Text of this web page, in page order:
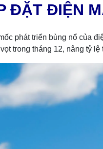
ĐẶT ĐIỆN
phát triển bùng nổ của
trong tháng 12, nâng tỷ